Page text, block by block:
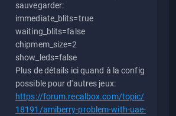
sauvegarder:
immediate_blits=true
waiting_blits=false
chipmem_size=2
show_leds=false
Plus de détails ici quand à la config
possible pour d'autres jeux:
https://forum.recalbox.com/topic/
18191/amiberry-problem-with-uae-